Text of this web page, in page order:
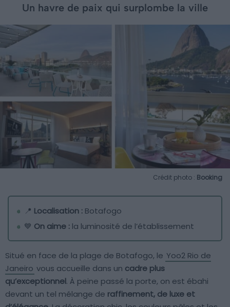
Un havre de paix qui surplombe la ville
Crédit photo : Booking
📍 Localisation : Botafogo
💙 On aime : la luminosité de l’établissement
Situé en face de la plage de Botafogo, le Yoo2 Rio de
Janeiro vous accueille dans un cadre plus
qu’exceptionnel. À peine passé la porte, on est ébahi
devant un tel mélange de raffinement, de luxe et